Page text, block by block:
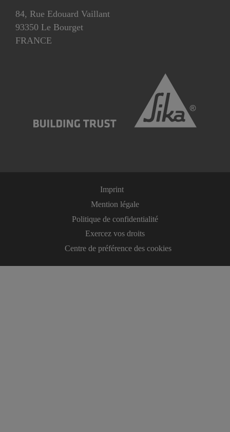
84, Rue Edouard Vaillant
93350 Le Bourget
FRANCE
Imprint
Mention légale
Politique de confidentialité
Exercez vos droits
Centre de préférence des cookies